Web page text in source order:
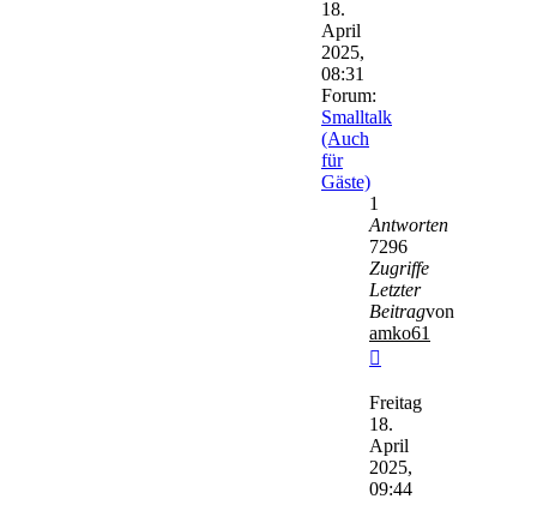
18.
April
2025,
08:31
Forum:
Smalltalk
(Auch
für
Gäste)
1
Antworten
7296
Zugriffe
Letzter
Beitragvon
amko61
Beitrag
Freitag
18.
April
2025,
09:44